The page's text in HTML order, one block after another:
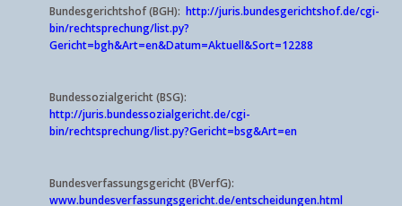
Bundesgerichtshof (BGH): http://juris.bundesgerichtshof.de/cgi-
bin/rechtsprechung/list.py?
Gericht=bgh&Art=en&Datum=Aktuell&Sort=12288
Bundessozialgericht (BSG):
http://juris.bundessozialgericht.de/cgi-
bin/rechtsprechung/list.py?Gericht=bsg&Art=en
Bundesverfassungsgericht (BVerfG):
www.bundesverfassungsgericht.de/entscheidungen.html